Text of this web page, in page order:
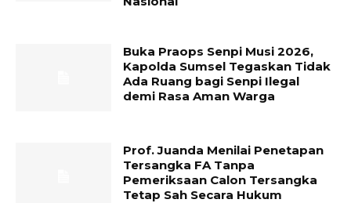
Buka Praops Senpi Musi 2026,
Kapolda Sumsel Tegaskan Tidak
Ada Ruang bagi Senpi Ilegal
demi Rasa Aman Warga
Prof. Juanda Menilai Penetapan
Tersangka FA Tanpa
Pemeriksaan Calon Tersangka
Tetap Sah Secara Hukum